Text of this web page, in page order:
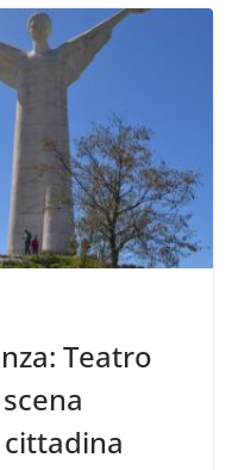
Teatro